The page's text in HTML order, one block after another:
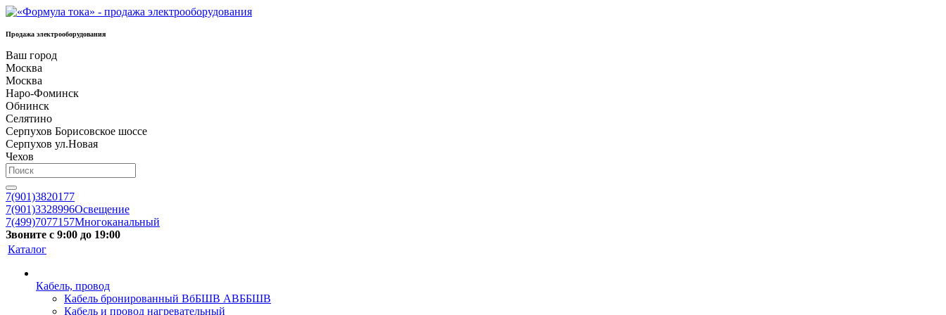
Продажа электрооборудования
Ваш город
Москва
Москва
Наро-Фоминск
Обнинск
Селятино
Серпухов Борисовское шоссе
Серпухов ул.Новая
Чехов
7(901)3820177
7(901)3328996Освещение
7(499)7077157Многоканальный
Звоните с 9:00 до 19:00
Каталог
Кабель, провод
Кабель бронированный ВбБШВ АВББШВ
Кабель и провод нагревательный